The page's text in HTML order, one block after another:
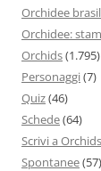
Orchidee
Orchidee:
Orchids(1.795)
Personaggi(7)
Quiz(46)
Schede(64)
Scrivi a
Spontanee(57)